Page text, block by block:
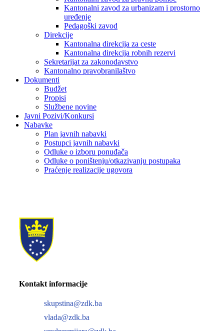
Kantonalni zavod za urbanizam i prostorno
uređenje
Pedagoški zavod
Direkcije
Kantonalna direkcija za ceste
Kantonalna direkcija robnih rezervi
Sekretarijat za zakonodavstvo
Kantonalno pravobranilaštvo
Dokumenti
Budžet
Propisi
Službene novine
Javni Pozivi/Konkursi
Nabavke
Plan javnih nabavki
Postupci javnih nabavki
Odluke o izboru ponuđača
Odluke o poništenju/otkazivanju postupaka
Praćenje realizacije ugovora
Kontakt informacije
skupstina@zdk.ba
vlada@zdk.ba